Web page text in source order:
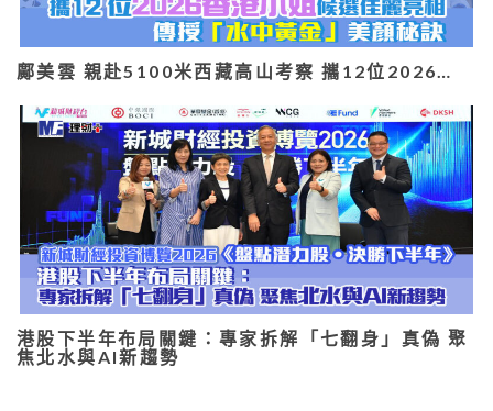
鄺美雲 親赴5100米西藏高山考察 攜12位2026…
港股下半年布局關鍵：專家拆解「七翻身」真偽 聚
焦北水與AI新趨勢